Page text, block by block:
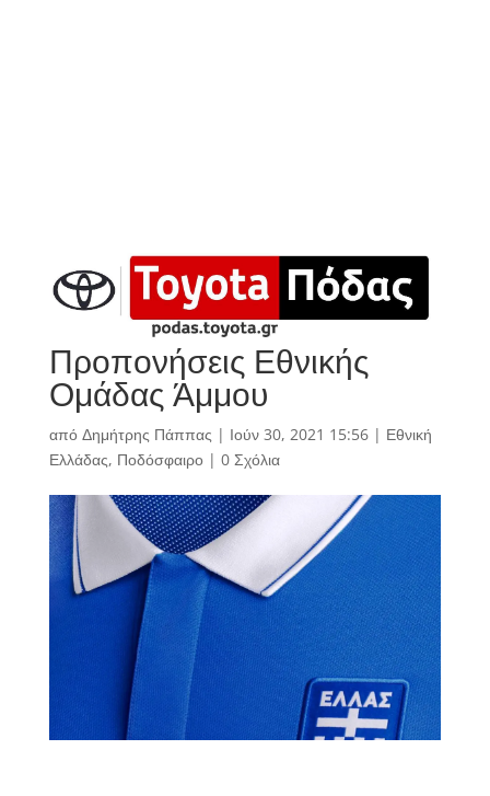
Προπονήσεις Εθνικής
Ομάδας Άμμου
από Δημήτρης Πάππας | Ιούν 30, 2021 15:56| Εθνική
Ελλάδας, Ποδόσφαιρο| 0 Σχόλια